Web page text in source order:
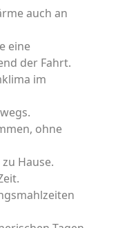
auch an
eine
der Fahrt.
im
ohne
Hause.